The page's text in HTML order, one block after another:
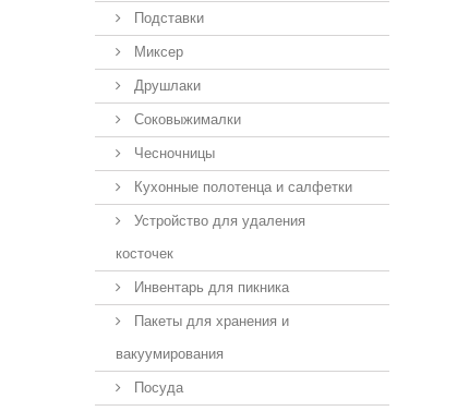
Подставки
Миксер
Друшлаки
Соковыжималки
Чесночницы
Кухонные полотенца и салфетки
Устройство для удаления
косточек
Инвентарь для пикника
Пакеты для хранения и
вакуумирования
Посуда